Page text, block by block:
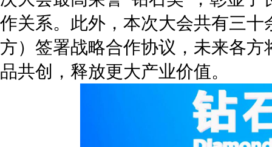
作关系。此外，本次大会共有三十
方）签署战略合作协议，未来各
品共创，释放更大产业价值。